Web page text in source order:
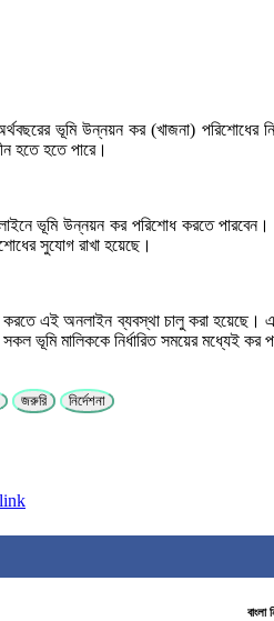
ভূমি উন্নয়ন কর (খাজনা) পরিশোধের
হতে হতে পারে।
ভূমি উন্নয়ন কর পরিশোধ করতে
সুযোগ রাখা হয়েছে।
করতে এই অনলাইন ব্যবস্থা চালু করা
ভূমি মালিককে নির্ধারিত সময়ের মধ্যেই কর
জরুরি নির্দেশনা
বাংলা